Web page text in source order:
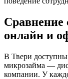
Сравнение
онлайн и
В Твери
микрозайма —
компании. У